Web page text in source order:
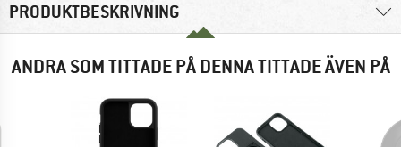
PRODUKTBESKRIVNING
ANDRA SOM TITTADE PÅ DENNA TITTADE ÄVEN PÅ